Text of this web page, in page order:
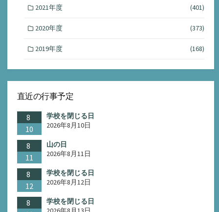
2021年度 (401)
2020年度 (373)
2019年度 (168)
直近の行事予定
8
10
学校を閉じる日
2026年8月10日
8
11
山の日
2026年8月11日
8
12
学校を閉じる日
2026年8月12日
8
学校を閉じる日